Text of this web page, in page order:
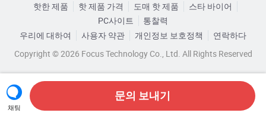
포장 및 배송
가정용 의료 온도계
카테고리로 찾아보기
핫한 제품 핫 제품 가격 도매 핫 제품
스타 바이어
PC사이트
통찰력
우리에 대하여
사용자 약관 개인정보 보호정책
연락하다
Copyright © 2026 Focus Technology Co., Ltd. All Rights Reserved
채팅
문의 보내기